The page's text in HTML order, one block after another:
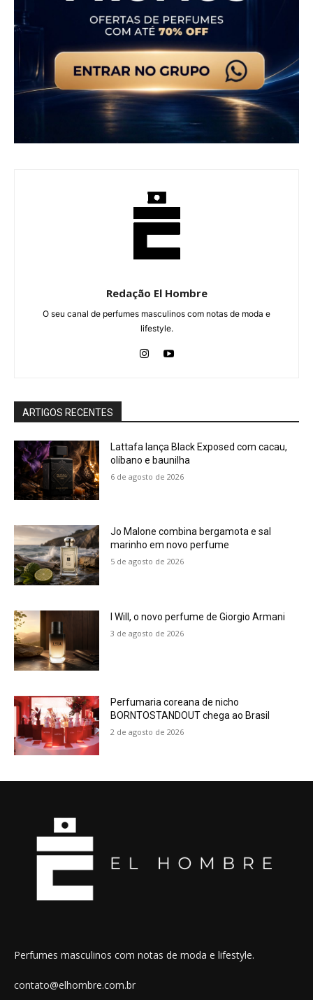
Redação El Hombre
O seu canal de perfumes masculinos com notas de moda e
lifestyle.
ARTIGOS RECENTES
Lattafa lança Black Exposed com cacau,
olíbano e baunilha
6 de agosto de 2026
Jo Malone combina bergamota e sal
marinho em novo perfume
5 de agosto de 2026
I Will, o novo perfume de Giorgio Armani
3 de agosto de 2026
Perfumaria coreana de nicho
BORNTOSTANDOUT chega ao Brasil
2 de agosto de 2026
Perfumes masculinos com notas de moda e lifestyle.
contato@elhombre.com.br